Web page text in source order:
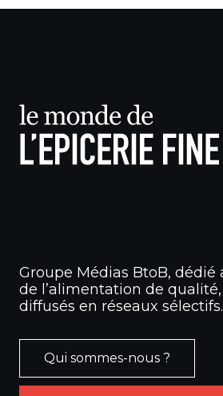
Groupe Médias BtoB, dédié
de l’alimentation de qualité,
diffusés en réseaux sélectifs.
Qui sommes-nous ?